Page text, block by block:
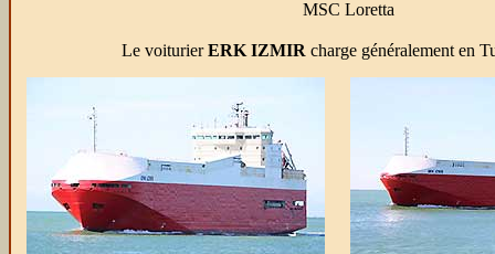
MSC Loretta
Le voiturierERK IZMIR charge généralement en